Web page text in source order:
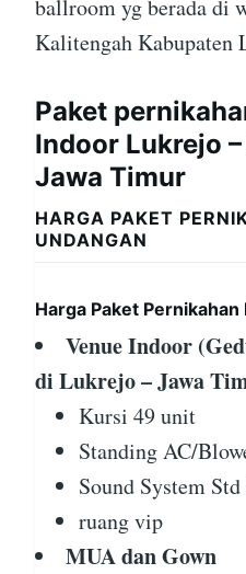
ballroom yg berada di
Kalitengah Kabupaten
Paket
Indoor Lukrejo
Jawa Timur
HARGA PAKET
UNDANGAN
Harga Paket
Venue Indoor
di Lukrejo – Jawa
Kursi 49 unit
Standing AC/
Sound System
ruang vip
MUA dan Gown